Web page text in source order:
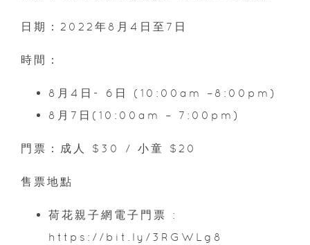
日期：2022年8月4日至7日
時間：
8月4日- 6日 (10:00am –8:00pm)
8月7日(10:00am – 7:00pm)
門票：成人 $30 / 小童 $20
售票地點
荷花親子網電子門票 :
https://bit.ly/3RGWLg8